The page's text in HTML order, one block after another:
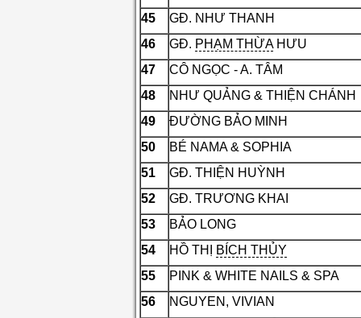
45
GĐ. NHƯ THANH
46
GĐ. PHẠM THỪAHƯU
47
CÔ NGỌC - A. TÂM
48
NHƯ QUẢNG & THIỆN CHÁNH
49
ĐƯỜNG BẢO MINH
50
BÉ NAMA & SOPHIA
51
GĐ. THIỆN HUỲNH
52
GĐ. TRƯƠNG KHAI
53
BẢO LONG
54
HỒ THỊ
BÍCH THỦY
55
PINK & WHITE NAILS & SPA
56
NGUYEN, VIVIAN